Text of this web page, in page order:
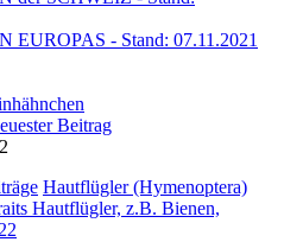
EUROPAS - Stand: 07.11.2021
Beitrag
Hautflügler (Hymenoptera)
Hautflügler, z.B. Bienen,